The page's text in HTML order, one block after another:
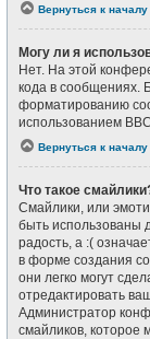
Вернуться к началу
Могу ли я
Нет. На этой
кода в сообщениях.
форматированию
использованием
Вернуться к началу
Что такое
Смайлики, или
быть использованы
радость, а :(
в форме создания
они легко могут
отредактировать
Администратор
смайликов, которое